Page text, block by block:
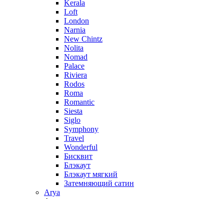
Kerala
Loft
London
Narnia
New Chintz
Nolita
Nomad
Palace
Riviera
Rodos
Roma
Romantic
Siesta
Siglo
Symphony
Travel
Wonderful
Бисквит
Блэкаут
Блэкаут мягкий
Затемняющий сатин
Arya